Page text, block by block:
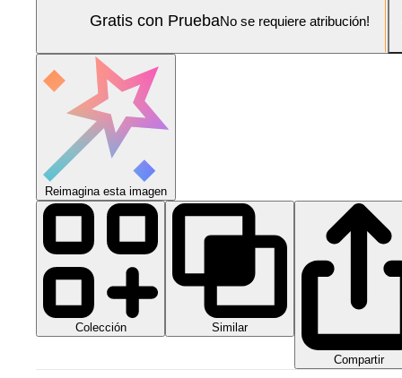
Gratis con PruebaNo se requiere atribución!
Reimagina esta imagen
Colección Similar
Compartir